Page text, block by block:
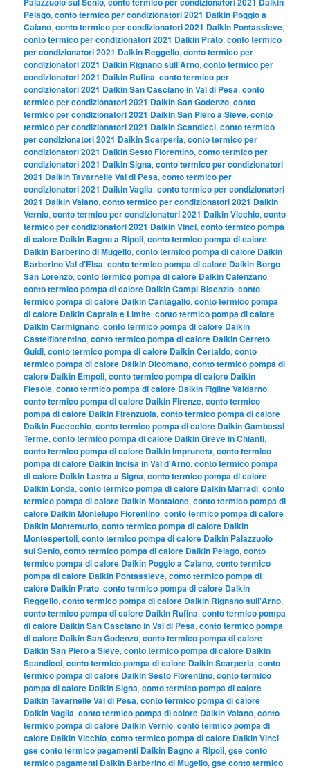
Pelago,conto termico per condizionatori 2021 Daikin Poggio a
Caiano,conto termico per condizionatori 2021 Daikin Pontassieve,
conto termico per condizionatori 2021 Daikin Prato,conto termico
per condizionatori 2021 Daikin Reggello,conto termico per
condizionatori 2021 Daikin Rignano sull'Arno,conto termico per
condizionatori 2021 Daikin Rufina,conto termico per
condizionatori 2021 Daikin San Casciano in Val di Pesa,conto
termico per condizionatori 2021 Daikin San Godenzo,conto
termico per condizionatori 2021 Daikin San Piero a Sieve,conto
termico per condizionatori 2021 Daikin Scandicci,conto termico
per condizionatori 2021 Daikin Scarperia,conto termico per
condizionatori 2021 Daikin Sesto Fiorentino,conto termico per
condizionatori 2021 Daikin Signa,conto termico per condizionatori
2021 Daikin Tavarnelle Val di Pesa,conto termico per
condizionatori 2021 Daikin Vaglia,conto termico per condizionatori
2021 Daikin Vaiano,conto termico per condizionatori 2021 Daikin
Vernio,conto termico per condizionatori 2021 Daikin Vicchio,conto
termico per condizionatori 2021 Daikin Vinci,conto termico pompa
di calore Daikin Bagno a Ripoli,conto termico pompa di calore
Daikin Barberino di Mugello,conto termico pompa di calore Daikin
Barberino Val d'Elsa,conto termico pompa di calore Daikin Borgo
San Lorenzo,conto termico pompa di calore Daikin Calenzano,
conto termico pompa di calore Daikin Campi Bisenzio,conto
termico pompa di calore Daikin Cantagallo,conto termico pompa
di calore Daikin Capraia e Limite,conto termico pompa di calore
Daikin Carmignano,conto termico pompa di calore Daikin
Castelfiorentino,conto termico pompa di calore Daikin Cerreto
Guidi,conto termico pompa di calore Daikin Certaldo,conto
termico pompa di calore Daikin Dicomano,conto termico pompa di
calore Daikin Empoli,conto termico pompa di calore Daikin
Fiesole,conto termico pompa di calore Daikin Figline Valdarno,
conto termico pompa di calore Daikin Firenze,conto termico
pompa di calore Daikin Firenzuola,conto termico pompa di calore
Daikin Fucecchio,conto termico pompa di calore Daikin Gambassi
Terme,conto termico pompa di calore Daikin Greve in Chianti,
conto termico pompa di calore Daikin Impruneta,conto termico
pompa di calore Daikin Incisa in Val d'Arno,conto termico pompa
di calore Daikin Lastra a Signa,conto termico pompa di calore
Daikin Londa,conto termico pompa di calore Daikin Marradi,conto
termico pompa di calore Daikin Montaione,conto termico pompa di
calore Daikin Montelupo Fiorentino,conto termico pompa di calore
Daikin Montemurlo,conto termico pompa di calore Daikin
Montespertoli,conto termico pompa di calore Daikin Palazzuolo
sul Senio,conto termico pompa di calore Daikin Pelago,conto
termico pompa di calore Daikin Poggio a Caiano,conto termico
pompa di calore Daikin Pontassieve,conto termico pompa di
calore Daikin Prato,conto termico pompa di calore Daikin
Reggello,conto termico pompa di calore Daikin Rignano sull'Arno,
conto termico pompa di calore Daikin Rufina,conto termico pompa
di calore Daikin San Casciano in Val di Pesa,conto termico pompa
di calore Daikin San Godenzo,conto termico pompa di calore
Daikin San Piero a Sieve,conto termico pompa di calore Daikin
Scandicci,conto termico pompa di calore Daikin Scarperia,conto
termico pompa di calore Daikin Sesto Fiorentino,conto termico
pompa di calore Daikin Signa,conto termico pompa di calore
Daikin Tavarnelle Val di Pesa,conto termico pompa di calore
Daikin Vaglia,conto termico pompa di calore Daikin Vaiano,conto
termico pompa di calore Daikin Vernio,conto termico pompa di
calore Daikin Vicchio,conto termico pompa di calore Daikin Vinci,
gse conto termico pagamenti Daikin Bagno a Ripoli,gse conto
termico pagamenti Daikin Barberino di Mugello,gse conto termico